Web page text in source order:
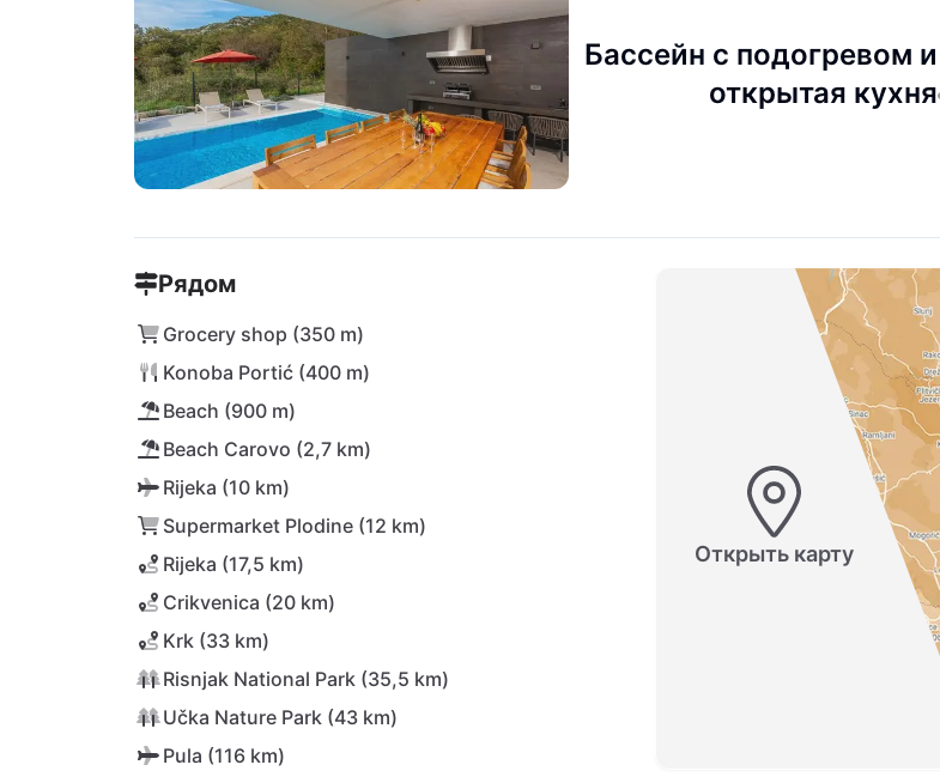
Бассейн с подогревом и
открытая кухня
Рядом
Grocery shop (350 m)
Konoba Portić (400 m)
Beach (900 m)
Beach Carovo (2,7 km)
Rijeka (10 km)
Supermarket Plodine (12 km)
Rijeka (17,5 km)
Crikvenica (20 km)
Krk (33 km)
Risnjak National Park (35,5 km)
Učka Nature Park (43 km)
Pula (116 km)
Открыть карту